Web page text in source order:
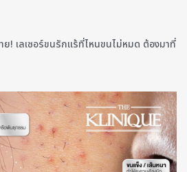
! เลเซอร์ขนรักแร้ที่ไหนขนไม่หมด ต้องมาที่